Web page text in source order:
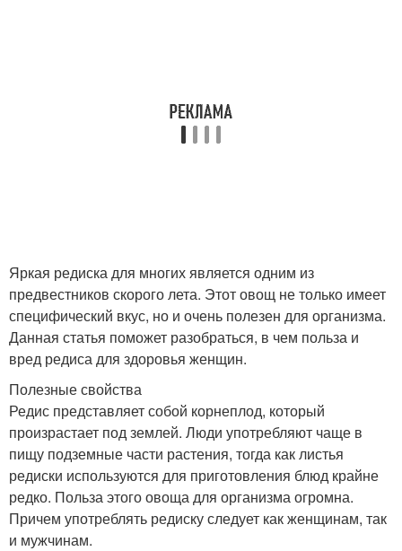
Яркая редиска для многих является одним из
предвестников скорого лета. Этот овощ не только имеет
специфический вкус, но и очень полезен для организма.
Данная статья поможет разобраться, в чем польза и
вред редиса для здоровья женщин.
Полезные свойства
Редис представляет собой корнеплод, который
произрастает под землей. Люди употребляют чаще в
пищу подземные части растения, тогда как листья
редиски используются для приготовления блюд крайне
редко. Польза этого овоща для организма огромна.
Причем употреблять редиску следует как женщинам, так
и мужчинам.